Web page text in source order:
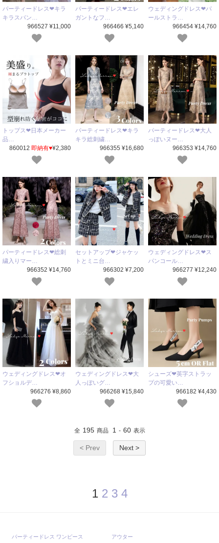
パーティードレス❤キラ
キラスパン…
966527 ¥11,000
パーティードレス❤エレ
ガントなフ…
966466 ¥5,140
ウェディングドレス❤パ
ールストラ…
966454 ¥14,760
トップス❤日本メーカー
品…
860012即納有♥¥2,380
パーティードレス❤キラ
キラ総刺繍…
966355 ¥16,680
パーティードレス❤大人
っぽいヌー…
966353 ¥14,760
パーティードレス❤総刺
繍入りマー…
966352 ¥14,760
セットアップ❤ジャケッ
トとミニ台…
966302 ¥7,200
ウェディングドレス❤ス
パンコール…
966277 ¥12,240
ウェディングドレス❤オ
フショルデ…
966276 ¥8,860
ウェディングドレス❤大
人っぽいグ…
966268 ¥15,840
シューズ❤英字ストラッ
プの可愛い…
966182 ¥4,430
全 195 商品 1 - 60 表示
< Prev Next >
1 2 3 4
パーティードレス ワンピース アウター